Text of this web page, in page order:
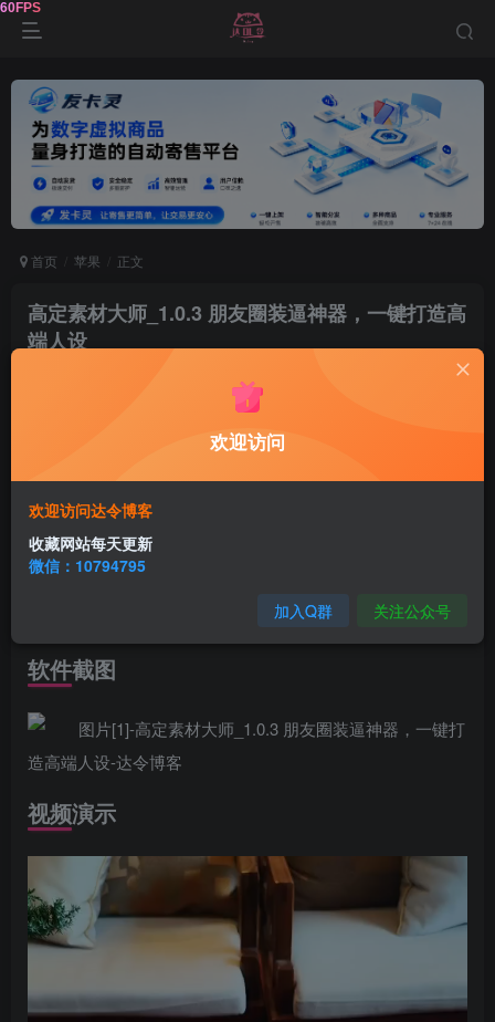
首页 苹果 正文
高定素材大师_1.0.3 朋友圈装逼神器，一键打造高
端人设
豪华车辆、音乐、化繁为简的一键化操作短视频。
全新主流市场模板素材，让你不在低调。
软件截图
视频演示
欢迎访问
欢迎访问达令博客
收藏网站每天更新
微信：10794795
加入Q群 关注公众号